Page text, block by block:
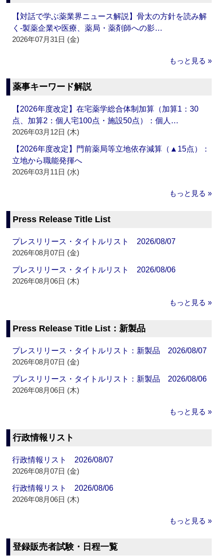
【対話で学ぶ薬業界ニュース解説】骨太の方針を読み解
く‐製薬企業や医療、薬局・薬剤師への影…
2026年07月31日 (金)
もっと見る »
薬事キーワード解説
【2026年度改定】在宅薬学総合体制加算（加算1：30
点、加算2：個人宅100点・施設50点）：個人…
2026年03月12日 (木)
【2026年度改定】門前薬局等立地依存減算（▲15点）：
立地から職能発揮へ
2026年03月11日 (水)
もっと見る »
Press Release Title List
プレスリリース・タイトルリスト 2026/08/07
2026年08月07日 (金)
プレスリリース・タイトルリスト 2026/08/06
2026年08月06日 (木)
もっと見る »
Press Release Title List：新製品
プレスリリース・タイトルリスト：新製品 2026/08/07
2026年08月07日 (金)
プレスリリース・タイトルリスト：新製品 2026/08/06
2026年08月06日 (木)
もっと見る »
行政情報リスト
行政情報リスト 2026/08/07
2026年08月07日 (金)
行政情報リスト 2026/08/06
2026年08月06日 (木)
もっと見る »
登録販売者試験・日程一覧